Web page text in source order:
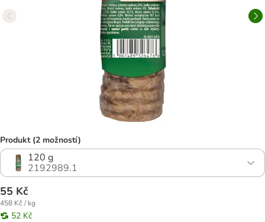
Produkt (2 možností)
120 g
2192989.1
55 Kč
458 Kč / kg
52 Kč